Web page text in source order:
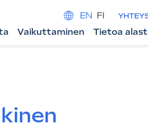
EN FI
Vaikuttaminen Tietoa